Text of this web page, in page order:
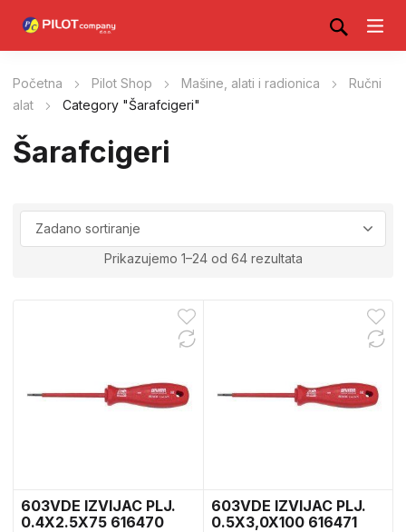
Početna Pilot Shop Mašine, alati i radionica
Ručni
alat
Category "Šarafcigeri"
Šarafcigeri
Prikazujemo 1–24 od 64 rezultata
603VDE IZVIJAC PLJ.
0.4X2.5X75 616470
603VDE IZVIJAC PLJ.
0.5X3,0X100 616471